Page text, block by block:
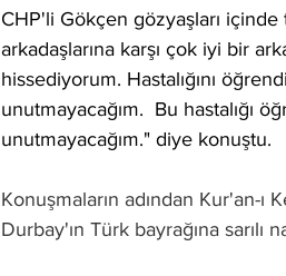
CHP'li Gökçen gözyaşları içinde
arkadaşlarına karşı çok iyi bir
hissediyorum. Hastalığını
unutmayacağım.  Bu hastalığı
unutmayacağım." diye konuştu.
Konuşmaların adından Kur'an-ı
Durbay'ın Türk bayrağına